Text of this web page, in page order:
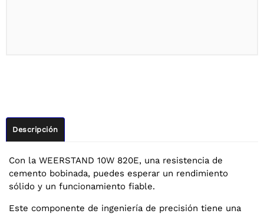
Descripción
Con la WEERSTAND 10W 820E, una resistencia de
cemento bobinada, puedes esperar un rendimiento
sólido y un funcionamiento fiable.
Este componente de ingeniería de precisión tiene una